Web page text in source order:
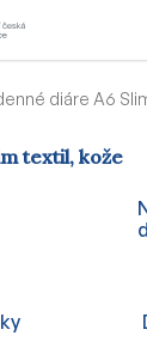
diáre A6
textil, kože